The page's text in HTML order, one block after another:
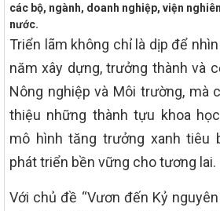
các bộ, ngành, doanh nghiệp, viện
nước.
Triển lãm không chỉ là dịp để
năm xây dựng, trưởng thành và
Nông nghiệp và Môi trường, mà
thiệu những thành tựu khoa
mô hình tăng trưởng xanh tiêu
phát triển bền vững cho tương lai.
Với chủ đề “Vươn đến Kỷ nguyên